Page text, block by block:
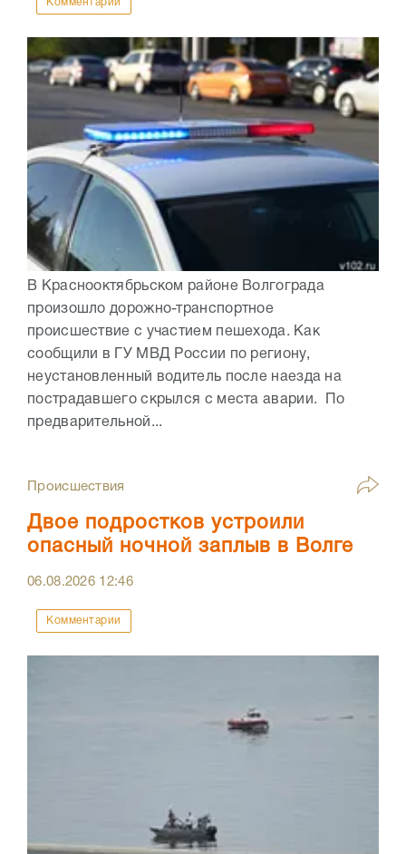
Комментарии
В Краснооктябрьском районе Волгограда
произошло дорожно-транспортное
происшествие с участием пешехода. Как
сообщили в ГУ МВД России по региону,
неустановленный водитель после наезда на
пострадавшего скрылся с места аварии. По
предварительной...
Происшествия
Двое подростков устроили
опасный ночной заплыв в Волге
06.08.2026 12:46
Комментарии